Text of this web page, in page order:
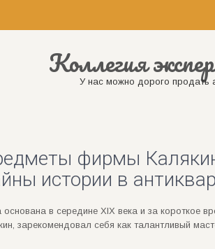
Коллегия
У нас можно дорого продать
фирмы
истории в
в середине XIX века и за короткое
зарекомендовал себя как талантливый